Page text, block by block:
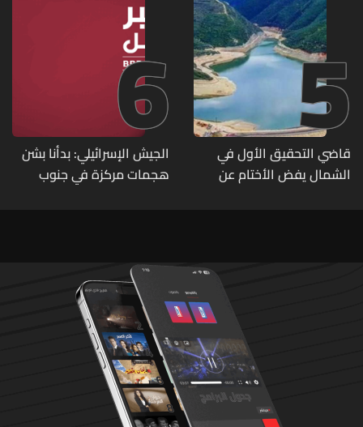
5
قاضي التحقيق الأول في
الشمال يفض الأختام عن
6
الجيش الإسرائيلي: بدأنا بشن
هجمات مركزة في جنوب